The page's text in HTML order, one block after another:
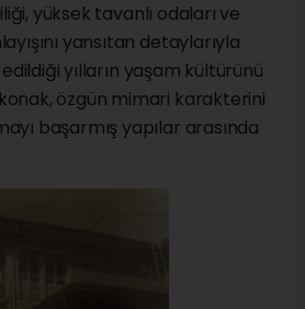
yüksek tavanlı odaları ve
yansıtan detaylarıyla
yılların yaşam kültürünü
özgün mimari karakterini
başarmış yapılar arasında